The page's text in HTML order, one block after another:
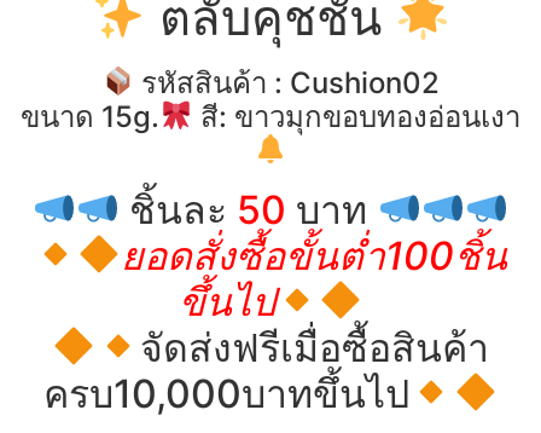
ตลับคุชชั่น
รหัสสินค้า : Cushion02
ขนาด 15g.
สี: ขาวมุกขอบทองอ่อนเงา
ชิ้นละ 50 บาท
ยอดสั่งซื้อขั้นต่ำ100ชิ้น
ขึ้นไป
จัดส่งฟรีเมื่อซื้อสินค้า
ครบ10,000บาทขึ้นไป